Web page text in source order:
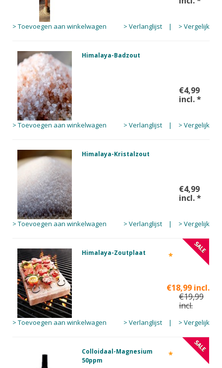
> Toevoegen aan winkelwagen > Verlanglijst | > Vergelijk
Himalaya-Badzout
€4,99
incl.*
> Toevoegen aan winkelwagen > Verlanglijst | > Vergelijk
Himalaya-Kristalzout
€4,99
incl.*
> Toevoegen aan winkelwagen > Verlanglijst | > Vergelijk
Himalaya-Zoutplaat
€18,99 incl.
*
€19,99
incl.
> Toevoegen aan winkelwagen > Verlanglijst | > Vergelijk
Colloidaal-Magnesium
50ppm
*